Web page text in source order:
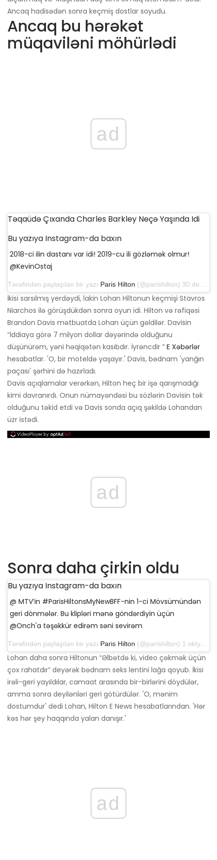
Ancaq hadisədən sonra keçmiş dostlar soyudu.
Ancaq bu hərəkət
müqaviləni möhürlədi
ad
Təqaüdə Çıxanda Charles Barkley Neçə Yaşında Idi
Bu yazıya Instagram-da baxın
2018-ci ilin dastanı var idi! 2019-cu ili gözləmək olmur!
@KevinOstaj
Tərəfindən paylaşılan bir yazı Paris Hilton (@parishilton) 30 dekabr 2018-ci il tarixində, saat 11: 31-də PST
İkisi sarsılmış yerdəydi, lakin Lohan Hiltonun keçmişi Stavros
Niarchos ilə görüşdükdən sonra oyun idi. Hilton və rəfiqəsi
Brandon Davis mətbuatda Lohan üçün gəldilər. Davisin
“İddiaya görə 7 milyon dollar dəyərində olduğunu
düşünürəm, yəni həqiqətən kasıbdır. İyrəncdir ” E Xəbərlər
hesabatlar. 'O, bir moteldə yaşayır.' Davis, bədnam 'yanğın
paçası' şərhini də hazırladı.
Davis açıqlamalar verərkən, Hilton heç bir işə qarışmadığı
kimi davranırdı. Onun nümayəndəsi bu sözlərin Davisin tək
olduğunu təkid etdi və Davis sonda açıq şəkildə Lohandan
üzr istədi.
ad
Sonra daha çirkin oldu
Bu yazıya Instagram-da baxın
@ MTV’in #ParisHiltonsMyNewBFF-nin 1-ci Mövsümündən
geri dönmələr. Bu klipləri mənə göndərdiyin üçün
@Onch'a təşəkkür edirəm səni sevirəm
Tərəfindən paylaşılan bir yazı Paris Hilton (@parishilton) 1 oktyabr 2018-ci il, saat 2: 19-da PDT
Lohan daha sonra Hiltonun “Əlbətdə ki, video çəkmək üçün
çox rahatdır” deyərək bədnam seks lentini lağa qoyub. İkisi
irəli-geri yayıldılar, camaat arasında bir-birlərini döydülər,
amma sonra deyilənləri geri götürdülər. 'O, mənim
dostumdur' dedi Lohan, Hilton E News hesabatlarından. 'Hər
kəs hər şey haqqında yalan danışır.'
ad